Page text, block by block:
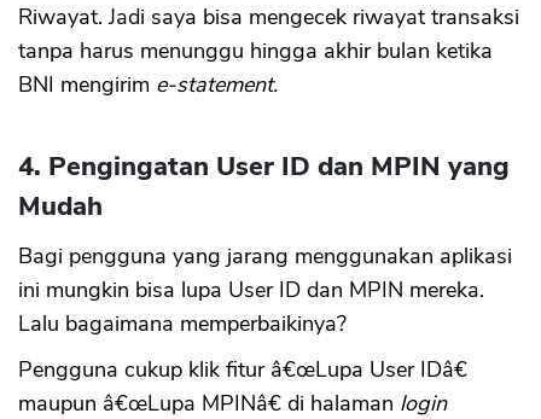
Riwayat. Jadi saya bisa mengecek riwayat transaksi
tanpa harus menunggu hingga akhir bulan ketika
BNI mengirim e-statement.
4. Pengingatan User ID dan MPIN yang
Mudah
Bagi pengguna yang jarang menggunakan aplikasi
ini mungkin bisa lupa User ID dan MPIN mereka.
Lalu bagaimana memperbaikinya?
Pengguna cukup klik fitur â€œLupa User IDâ€
maupun â€œLupa MPINâ€ di halaman login